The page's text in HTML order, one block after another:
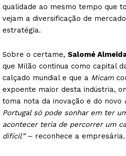
qualidade ao mesmo tempo que
vejam a diversificação de
estratégia.
Sobre o certame, Salomé
que Milão continua como capital
calçado mundial e que a Micam
expoente maior desta indústria,
toma nota da inovação e do novo
Portugal só pode sonhar em ter
acontecer teria de percorrer um
difícil”– reconhece a empresária.